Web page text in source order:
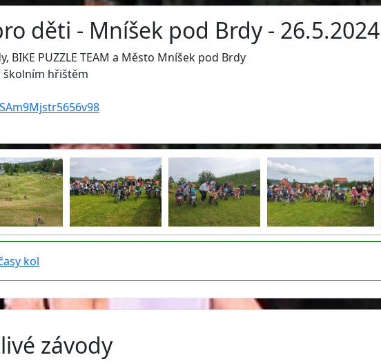
děti - Mníšek pod Brdy -
BIKE PUZZLE TEAM a Město Mníšek pod Brdy
školním hřištěm
kol
závody